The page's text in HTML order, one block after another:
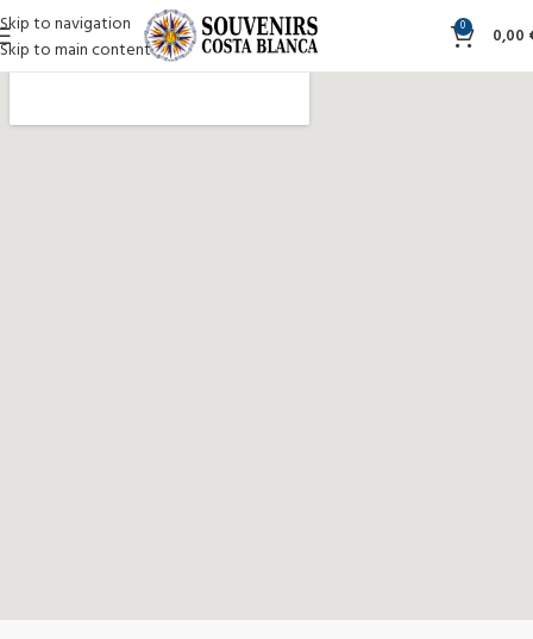
Skip to navigation
Skip to main content
0 0,00